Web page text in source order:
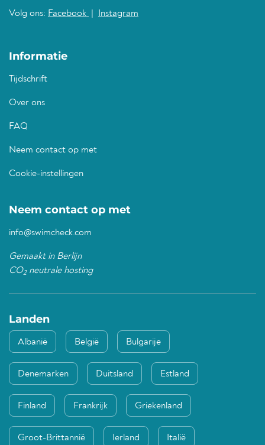
Volg ons: Facebook Instagram
Informatie
Tijdschrift
Over ons
FAQ
Neem contact op met
Cookie-instellingen
Neem contact op met
info@swimcheck.com
Gemaakt in Berlijn
CO2neutrale hosting
Landen
Albanië België Bulgarije
Denemarken Duitsland Estland
Finland Frankrijk Griekenland
Groot-Brittannië Ierland Italië